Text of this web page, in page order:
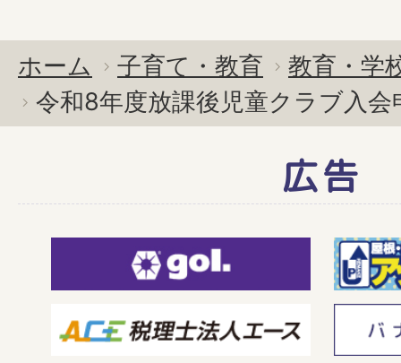
ホーム 子育て・教育
教育・学
令和8年度放課後児童クラブ入
広告